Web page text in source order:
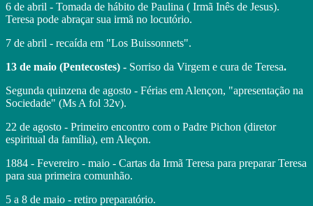
6 de abril - Tomada de hábito de Paulina ( Irmã Inês de Jesus).
Teresa pode abraçar sua irmã no locutório.
7 de abril - recaída em "Los Buissonnets".
13 de maio (Pentecostes) - Sorriso da Virgem e cura de Teresa.
Segunda quinzena de agosto - Férias em Alençon, "apresentação na
Sociedade" (Ms A fol 32v).
22 de agosto - Primeiro encontro com o Padre Pichon (diretor
espiritual da família), em Aleçon.
1884 - Fevereiro - maio - Cartas da Irmã Teresa para preparar Teresa
para sua primeira comunhão.
5 a 8 de maio - retiro preparatório.